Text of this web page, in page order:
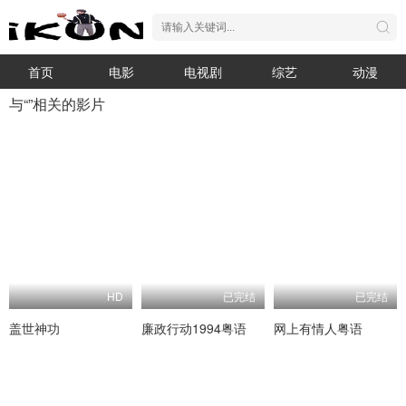
首页 电影 电视剧 综艺 动漫
与“”相关的影片
HD
盖世神功
已完结
廉政行动1994粤语
已完结
网上有情人粤语